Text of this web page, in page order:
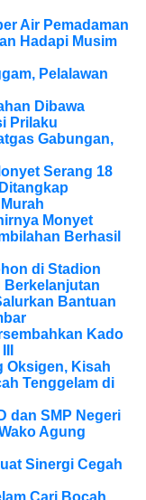
Air Pemadaman
Hadapi Musim
Pelalawan
Dibawa
Prilaku
Gabungan,
Serang 18
Monyet
Berhasil
di Stadion
Berkelanjutan
Bantuan
Kado
Oksigen, Kisah
Tenggelam di
dan SMP Negeri
Agung
Sinergi Cegah